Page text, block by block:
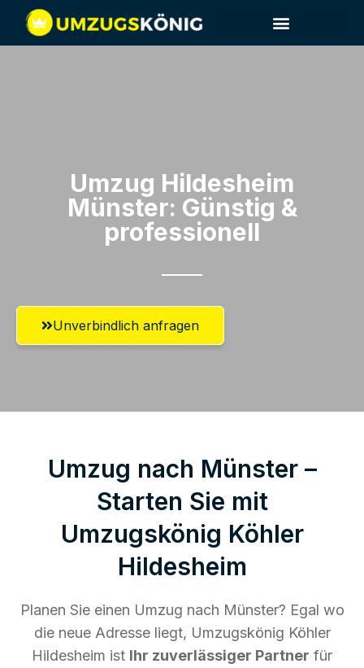
Umzug Hildesheim​
Münster: Günstig &
professionell​
Unverbindlich anfragen
Umzug nach Münster –
Starten Sie mit
Umzugskönig Köhler
Hildesheim
Planen Sie einen Umzug nach Münster? Egal wo
die neue Adresse liegt, Umzugskönig Köhler
Hildesheim ist Ihr zuverlässiger Partner für